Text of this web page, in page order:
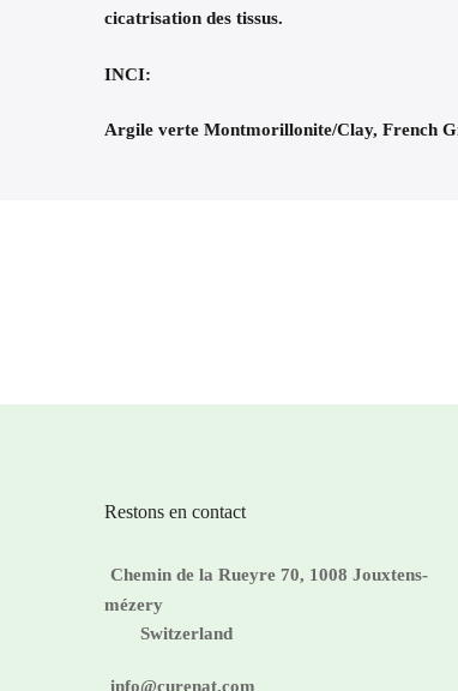
cicatrisation des tissus.
INCI:
Argile verte Montmorillonite/Clay, French
Restons en contact
Chemin de la Rueyre 70, 1008 Jouxtens-
mézery
Switzerland
info@curenat.com